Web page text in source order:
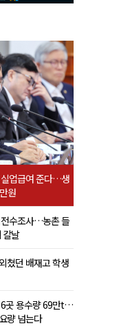
업급여 준다…생
원
전수조사…농촌 들
칼날
쳤던 배재고 학생
6곳 용수량 69만t…
량 넘는다